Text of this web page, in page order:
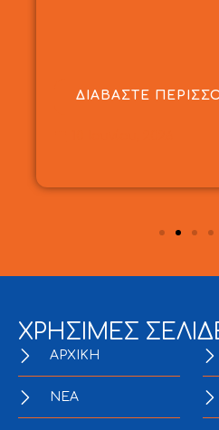
ΔΙΑΒΑΣΤΕ
ΧΡΗΣΙΜΕΣ
ΑΡΧΙΚΗ
NEA